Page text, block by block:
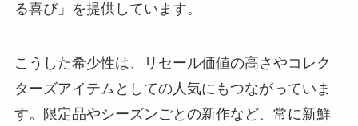
る喜び」を提供しています。
こうした希少性は、リセール価値の高さやコレク
ターズアイテムとしての人気にもつながっていま
す。限定品やシーズンごとの新作など、常に新鮮